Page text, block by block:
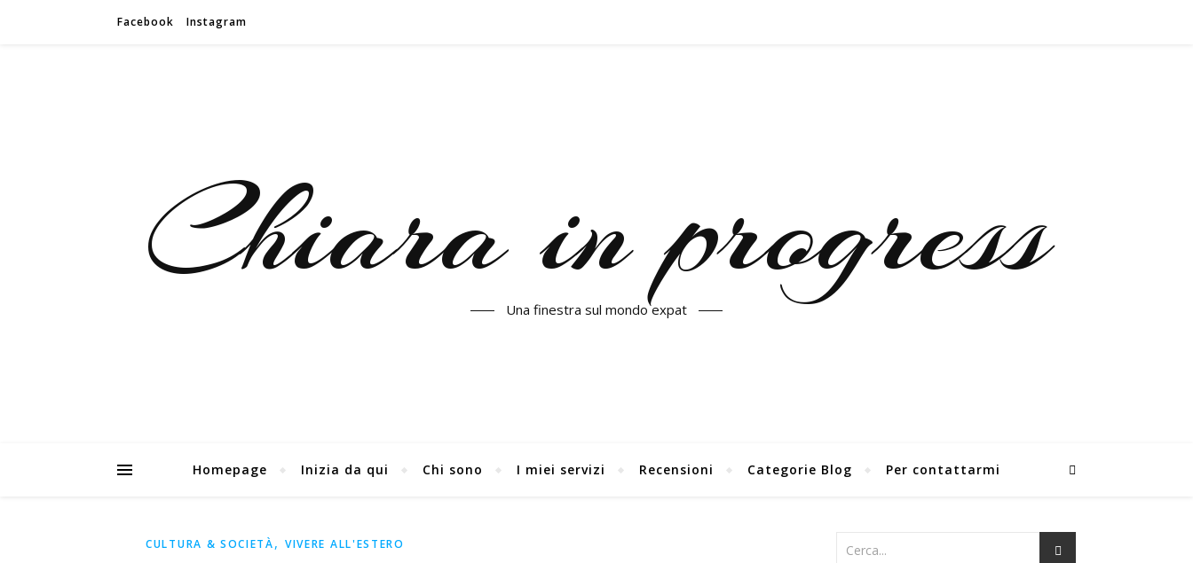
Facebook Instagram
Chiara in progress
Una finestra sul mondo expat
Homepage Inizia da qui Chi sono I miei servizi Recensioni Categorie Blog Per contattarmi
CULTURA & SOCIETÀ, VIVERE ALL'ESTERO